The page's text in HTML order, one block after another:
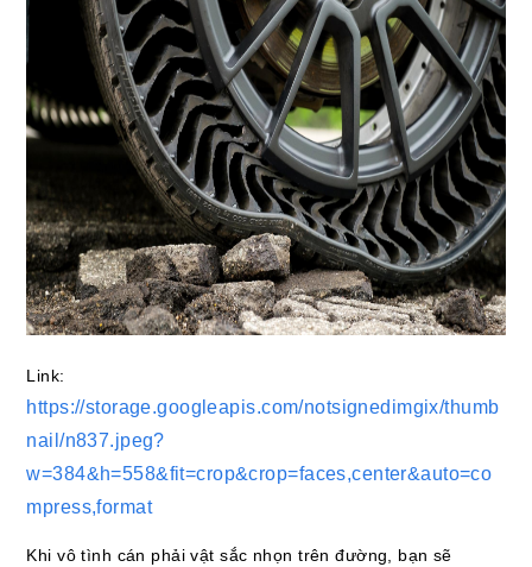
Link:
https://storage.googleapis.com/notsignedimgix/thumb
nail/n837.jpeg?
w=384&h=558&fit=crop&crop=faces,center&auto=co
mpress,format
Khi vô tình cán phải vật sắc nhọn trên đường, bạn sẽ